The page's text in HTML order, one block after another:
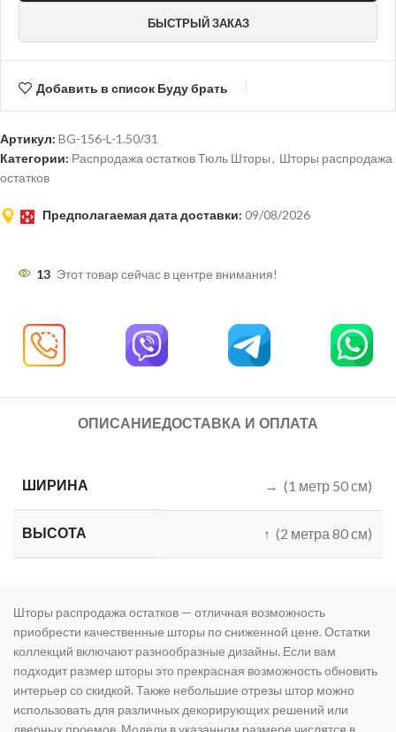
БЫСТРЫЙ ЗАКАЗ
Добавить в список Буду брать
Артикул: BG-156-L-1.50/31
Категории: Распродажа остатков Тюль Шторы, Шторы распродажа
остатков
Предполагаемая дата доставки: 09/08/2026
13 Этот товар сейчас в центре внимания!
ОПИСАНИЕДОСТАВКА И ОПЛАТА
ШИРИНА → (1 метр 50 см)
ВЫСОТА ↑ (2 метра 80 см)
Шторы распродажа остатков — отличная возможность
приобрести качественные шторы по сниженной цене. Остатки
коллекций включают разнообразные дизайны. Если вам
подходит размер шторы это прекрасная возможность обновить
интерьер со скидкой. Также небольшие отрезы штор можно
использовать для различных декорирующих решений или
дверных проемов. Модели в указанном размере числятся в